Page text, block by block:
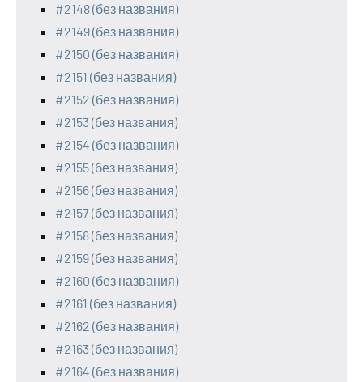
#2148 (без названия)
#2149 (без названия)
#2150 (без названия)
#2151 (без названия)
#2152 (без названия)
#2153 (без названия)
#2154 (без названия)
#2155 (без названия)
#2156 (без названия)
#2157 (без названия)
#2158 (без названия)
#2159 (без названия)
#2160 (без названия)
#2161 (без названия)
#2162 (без названия)
#2163 (без названия)
#2164 (без названия)